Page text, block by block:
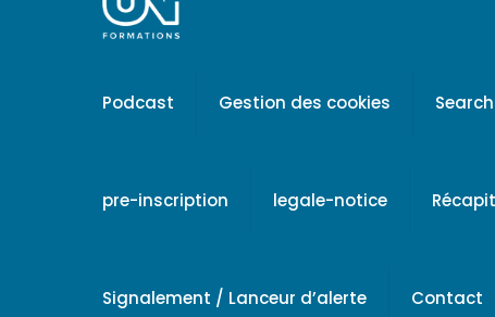
Podcast Gestion des cookies Search
pre-inscription legale-notice
Signalement / Lanceur d’alerte Contact